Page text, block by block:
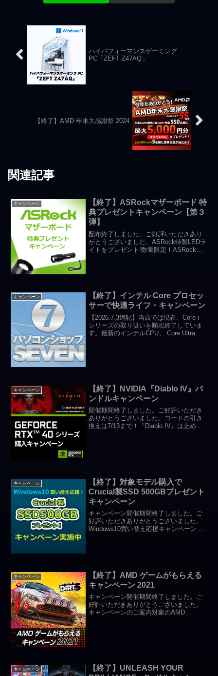
ハイパフォーマンスゲーミング
PC「ZEFT Z47AQ」
【終了】AMD 年末大感謝祭 2024
関連記事
キャンペーン
【終了】ASRockマザーボード 特
典プレゼントキャンペーン【第３
弾】
配布終了しました。ご好評いただきあり
がとうございました。ASRock特製LEDラ
イトをプレゼント!数量限定！ASRock特
キャンペーン
【終了】インテル Core プロセッ
サーで快適ライフ・キャンペーン
【2026.7.3追記】当店では現在、Core i
シリーズの取り扱いを順次終了していま
す。最新のインテルCPU、 Core Ultraシ
キャンペーン
【終了】NVIDIA『Diablo IV』バ
ンドルキャンペーン
開催期間終了しました。ご好評いただき
ありがとうございました。コードの引き
換えは7/13まで！『Diablo IV』は止めど
キャンペーン
【終了】対象モデル購入で
Crucial製SSD 500GBプレゼント
キャンペーン
キャンペーン開催期間終了しました。ご
好評いただきありがとうございました。
Windows10買い替え応援キャンペーン 第
キャンペーン
【終了】AMD ゲームがもらえる
キャンペーン 2021
キャンペーン開催期間終了しました。ご
好評いただきありがとうございました。
キャンペーンのご案内対象のAMD
キャンペーン
【終了】UNLEASH YOUR